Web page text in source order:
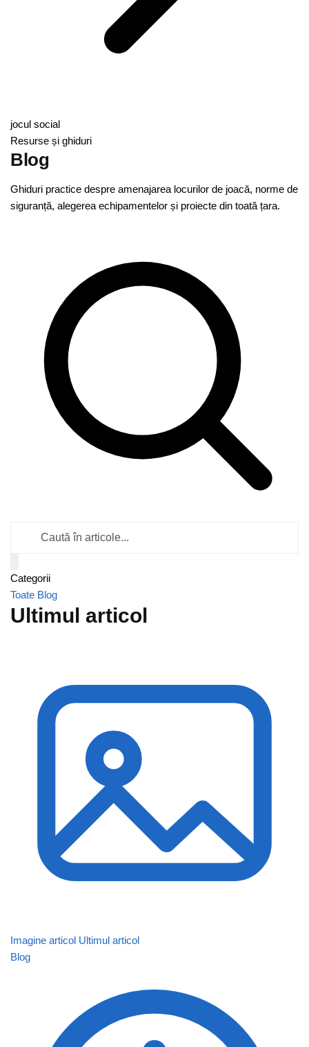
jocul social
Resurse și ghiduri
Blog
Ghiduri practice despre amenajarea locurilor de joacă, norme de
siguranță, alegerea echipamentelor și proiecte din toată țara.
Categorii
Toate Blog
Ultimul articol
Imagine articol Ultimul articol
Blog